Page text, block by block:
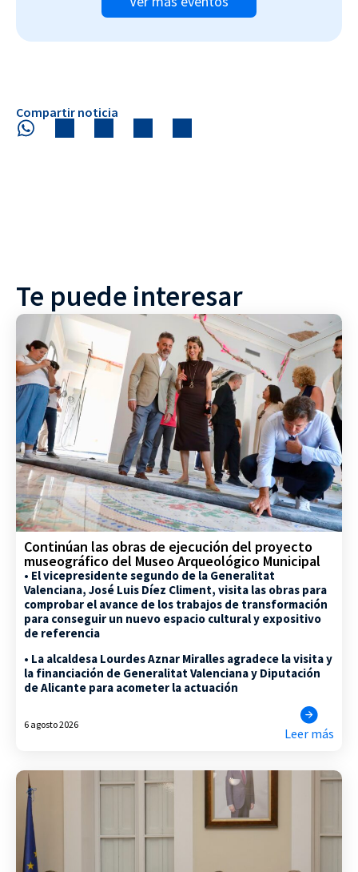
Compartir noticia
Te puede interesar
Continúan las obras de ejecución del proyecto
museográfico del Museo Arqueológico Municipal
• El vicepresidente segundo de la Generalitat
Valenciana, José Luis Díez Climent, visita las obras para
comprobar el avance de los trabajos de transformación
para conseguir un nuevo espacio cultural y expositivo
de referencia
• La alcaldesa Lourdes Aznar Miralles agradece la visita y
la financiación de Generalitat Valenciana y Diputación
de Alicante para acometer la actuación
6 agosto 2026
Leer más